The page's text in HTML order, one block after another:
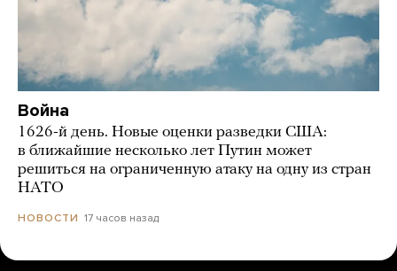
Война
1626-й день. Новые оценки разведки США:
в ближайшие несколько лет Путин может
решиться на ограниченную атаку на одну из стран
НАТО
НОВОСТИ 17 часов назад